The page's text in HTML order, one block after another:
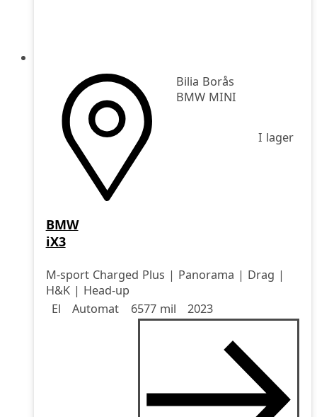
Bilia Borås
BMW MINI
I lager
BMW
iX3
M-sport Charged Plus | Panorama | Drag |
H&K | Head-up
Drivmedel
El
Drivmedel
Automat
Miltal 6577 mil
årsmodell 2023